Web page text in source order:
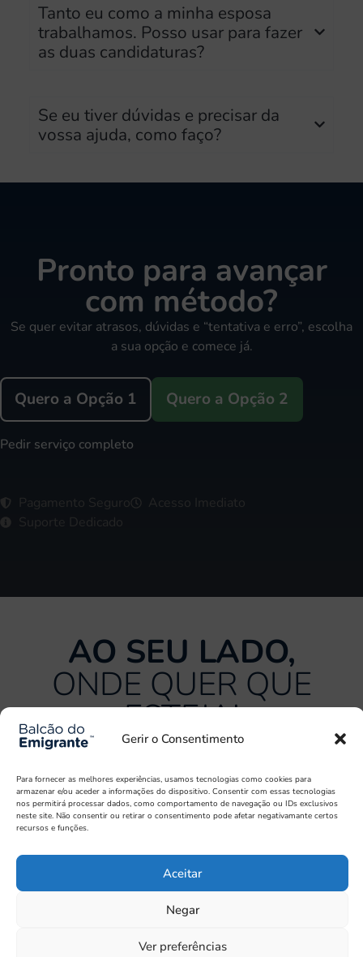
Gerir o Consentimento
Para fornecer as melhores experiências, usamos tecnologias como cookies para
armazenar e/ou aceder a informações do dispositivo. Consentir com essas tecnologias
nos permitirá processar dados, como comportamento de navegação ou IDs exclusivos
neste site. Não consentir ou retirar o consentimento pode afetar negativamante certos
recursos e funções.
Aceitar
Negar
Ver preferências
Tanto eu como a minha esposa
trabalhamos. Posso usar para fazer
as duas candidaturas?
Se eu tiver dúvidas e precisar da
vossa ajuda, como faço?
Pronto para avançar
com método?
Se quer evitar atrasos, dúvidas e “tentativa e erro”, escolha
a sua opção e comece já.
Quero a Opção 1 Quero a Opção 2
Pedir serviço completo
Pagamento Seguro
Acesso Imediato
Suporte Dedicado
AO SEU LADO,
ONDE QUER QUE
ESTEJA!
PRIVADA
Política de PrivacidadeTermos e Condições